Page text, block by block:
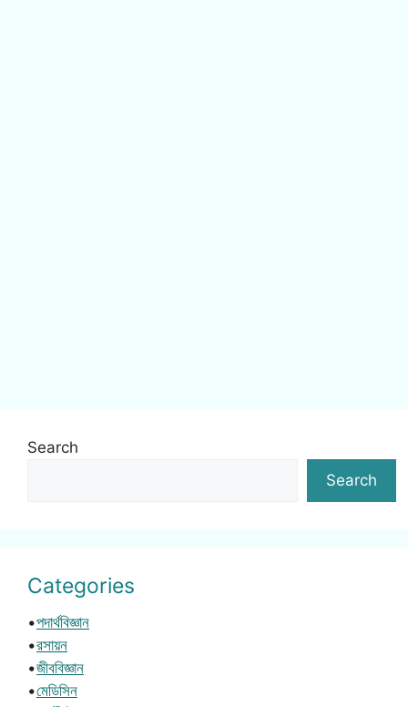
Search
Search
Categories
•পদার্থবিজ্ঞান
•রসায়ন
•জীববিজ্ঞান
•মেডিসিন